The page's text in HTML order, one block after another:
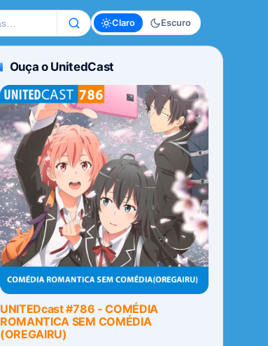
Claro Escuro
Ouça o UnitedCast
UNITEDcast #786 - COMÉDIA
ROMANTICA SEM COMÉDIA
(OREGAIRU)